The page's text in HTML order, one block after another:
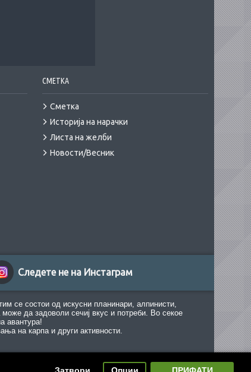
СМЕТКА
Сметка
Историја на нарачки
Листа на желби
Новости/Весник
Следете не на Инстаграм
се состои од искусни планинари, алпинисти,
да задоволи сечиј вкус и потреби. Во секое
авантура!
на карпа и други активности.